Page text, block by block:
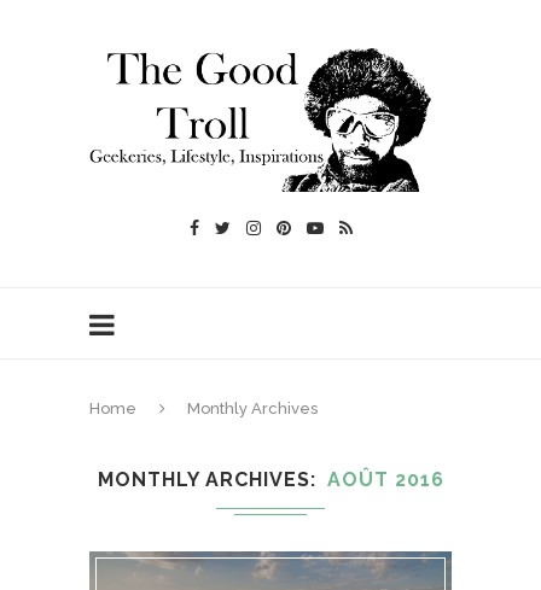
Home Monthly Archives
MONTHLY ARCHIVES AOÛT 2016